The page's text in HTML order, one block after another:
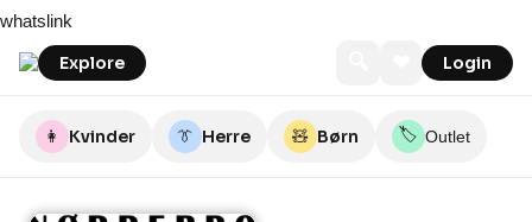
to
content
whatslink
Explore Login
👩 Kvinder 👔 Herre 🧸 Børn 🏷️ Outlet